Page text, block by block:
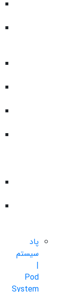
پاد
سیستم
|
Pod
System